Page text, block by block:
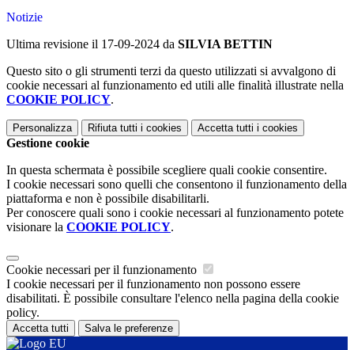
Notizie
Ultima revisione il 17-09-2024 da SILVIA BETTIN
Questo sito o gli strumenti terzi da questo utilizzati si avvalgono di
cookie necessari al funzionamento ed utili alle finalità illustrate nella
COOKIE POLICY.
Personalizza Rifiuta tutti i cookies Accetta tutti i cookies
Gestione cookie
In questa schermata è possibile scegliere quali cookie consentire.
I cookie necessari sono quelli che consentono il funzionamento della
piattaforma e non è possibile disabilitarli.
Per conoscere quali sono i cookie necessari al funzionamento potete
visionare la COOKIE POLICY.
Cookie necessari per il funzionamento
I cookie necessari per il funzionamento non possono essere
disabilitati. È possibile consultare l'elenco nella pagina della cookie
policy.
Accetta tutti Salva le preferenze